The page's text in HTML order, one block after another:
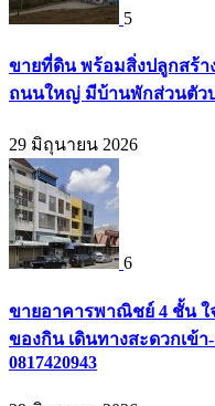
5
ขายที่ดิน พร้อมสิ่งปลูกสร้า
ถนนใหญ่ มีบ้านพักส่วนตัวบ
29 มิถุนายน 2026
6
ขายอาคารพาณิชย์ 4 ชั้น ใ
ของกิน เดินทางสะดวกเข้
0817420943